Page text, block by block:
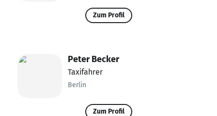
Zum Profil
Peter Becker
Taxifahrer
Berlin
Zum Profil